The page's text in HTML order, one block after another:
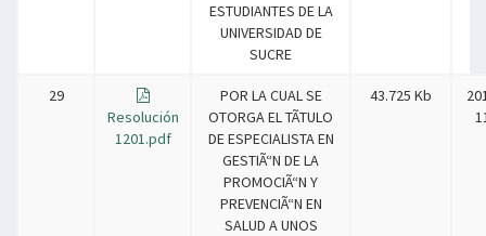
ESTUDIANTES DE LA
UNIVERSIDAD DE
SUCRE
29
Resolución
1201.pdf
POR LA CUAL SE
OTORGA EL TÃTULO
DE ESPECIALISTA EN
GESTIÃ“N DE LA
PROMOCIÃ“N Y
PREVENCIÃ“N EN
SALUD A UNOS
43.725 Kb